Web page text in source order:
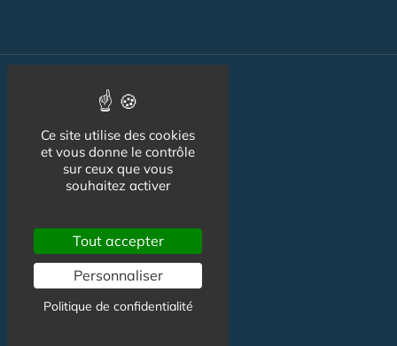
Résidence étudiante
Location Etudiant
Colocation
Achat & Vente Logement
Pratique
Actualité
Ce site utilise des cookies
et vous donne le contrôle
sur ceux que vous
souhaitez activer
Tout accepter
Personnaliser
Politique de confidentialité